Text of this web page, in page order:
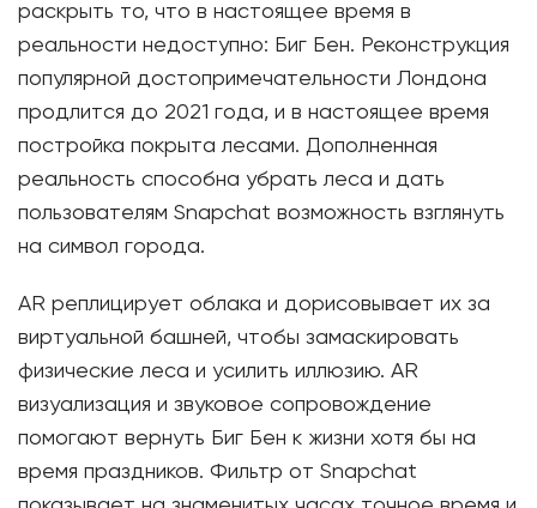
раскрыть то, что в настоящее время в
реальности недоступно: Биг Бен. Реконструкция
популярной достопримечательности Лондона
продлится до 2021 года, и в настоящее время
постройка покрыта лесами. Дополненная
реальность способна убрать леса и дать
пользователям Snapchat возможность взглянуть
на символ города.
AR реплицирует облака и дорисовывает их за
виртуальной башней, чтобы замаскировать
физические леса и усилить иллюзию. AR
визуализация и звуковое сопровождение
помогают вернуть Биг Бен к жизни хотя бы на
время праздников. Фильтр от Snapchat